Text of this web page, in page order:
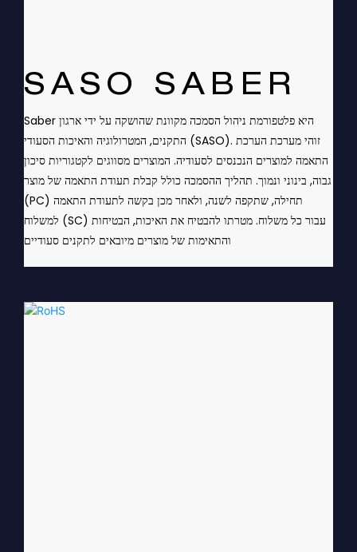
SASO SABER
Saber היא פלטפורמת ניהול הסמכה מקוונת שהושקה על ידי ארגון
התקנים, המטרולוגיה והאיכות הסעודי (SASO). זוהי מערכת הערכת
התאמה למוצרים הנכנסים לסעודיה. המוצרים מסווגים לקטגוריות סיכון
גבוה, בינוני ונמוך. תהליך ההסמכה כולל קבלת תעודת התאמה של מוצר
(PC) תחילה, שתקפה לשנה, ולאחר מכן בקשה לתעודת התאמה
למשלוח (SC) עבור כל משלוח. מטרתו להבטיח את האיכות, הבטיחות
והתאימות של מוצרים מיובאים לתקנים סעודיים